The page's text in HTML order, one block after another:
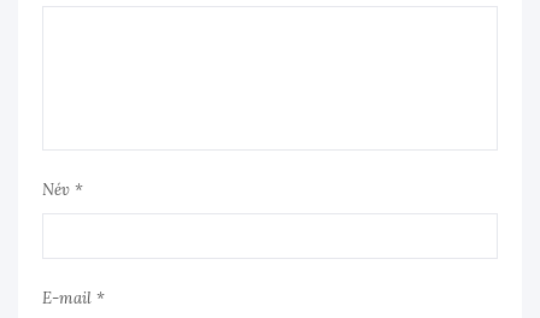
Név *
E-mail *